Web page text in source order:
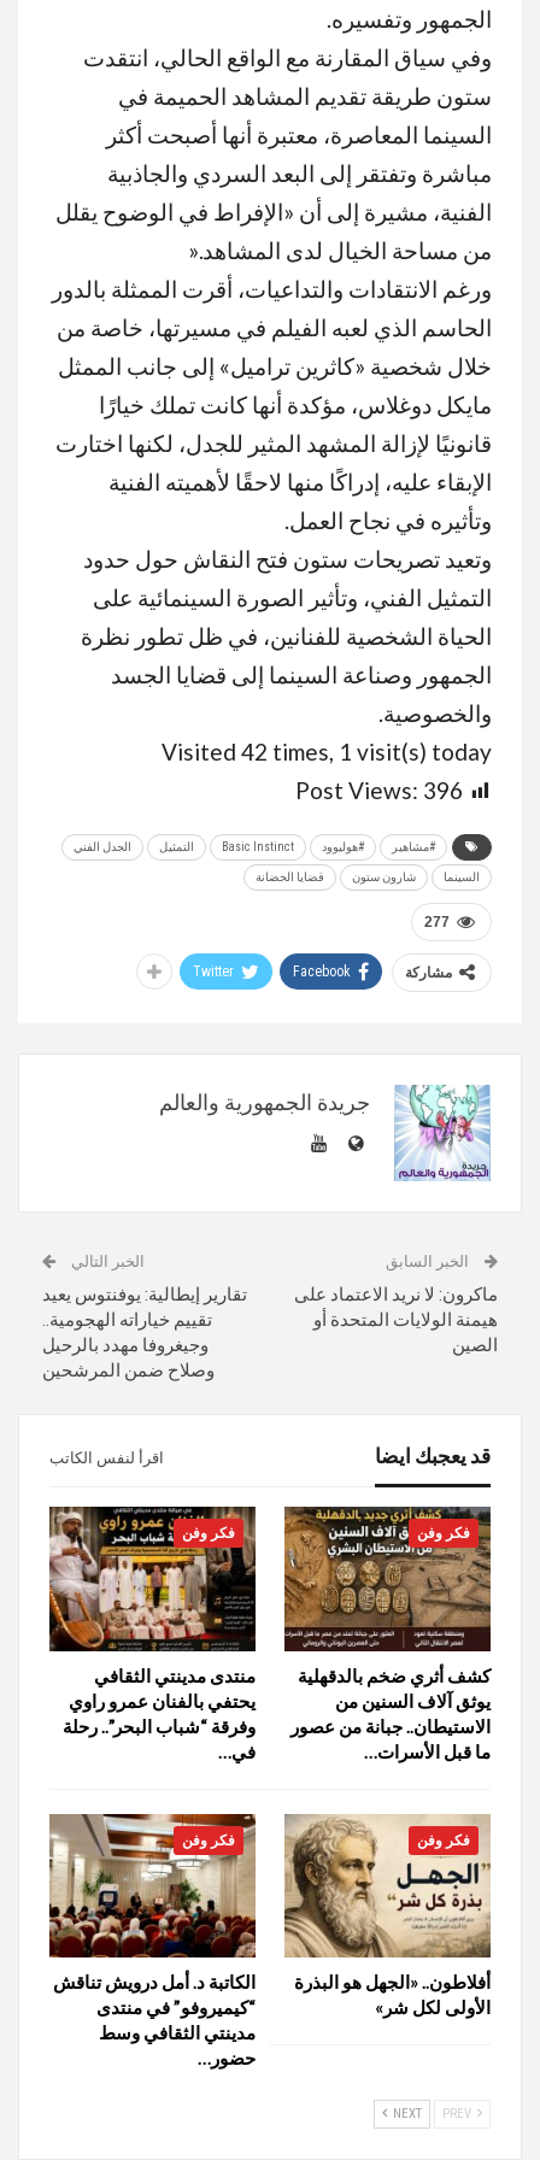
الجمهور وتفسيره
وفي سياق المقارنة مع الواقع الحالي، انتقدت
ستون طريقة تقديم المشاهد الحميمة في
السينما المعاصرة، معتبرة أنها أصبحت أكثر
مباشرة وتفتقر إلى البعد السردي والجاذبية
الفنية، مشيرة إلى أن «الإفراط في الوضوح يقلل
من مساحة الخيال لدى المشاهد ».
ورغم الانتقادات والتداعيات، أقرت الممثلة بالدور
الحاسم الذي لعبه الفيلم في مسيرتها، خاصة من
خلال شخصية «كاثرين تراميل» إلى جانب الممثل
مايكل دوغلاس، مؤكدة أنها كانت تملك خيارًا
قانونيًا لإزالة المشهد المثير للجدل، لكنها اختارت
الإبقاء عليه، إدراكًا منها لاحقًا لأهميته الفنية
وتأثيره في نجاح العمل
وتعيد تصريحات ستون فتح النقاش حول حدود
التمثيل الفني، وتأثير الصورة السينمائية على
الحياة الشخصية للفنانين، في ظل تطور نظرة
الجمهور وصناعة السينما إلى قضايا الجسد
والخصوصية
Visited 42 times, 1 visit(s) today
Post Views: 396
#مشاهير #هوليوود Basic Instinct التمثيل الجدل الفني
السينما شارون ستون قضايا الحضانة
277
مشاركة Facebook
Twitter
جريدة الجمهورية والعالم
الخبر السابق
ماكرون: لا نريد الاعتماد على
هيمنة الولايات المتحدة أو
الصين
الخبر التالي
تقارير إيطالية: يوفنتوس يعيد
تقييم خياراته الهجومية..
وجيغروفا مهدد بالرحيل
وصلاح ضمن المرشحين
قد يعجبك ايضا اقرأ لنفس الكاتب
فكر وفن
كشف أثري ضخم بالدقهلية
يوثق آلاف السنين من
الاستيطان.. جبانة من عصور
ما قبل الأسرات…
فكر وفن
منتدى مدينتي الثقافي
يحتفي بالفنان عمرو راوي
وفرقة “شباب البحر”.. رحلة
في…
فكر وفن
أفلاطون.. «الجهل هو البذرة
الأولى لكل شر»
فكر وفن
الكاتبة د. أمل درويش تناقش
“كيميروفو” في منتدى
مدينتي الثقافي وسط
حضور…
NEXT